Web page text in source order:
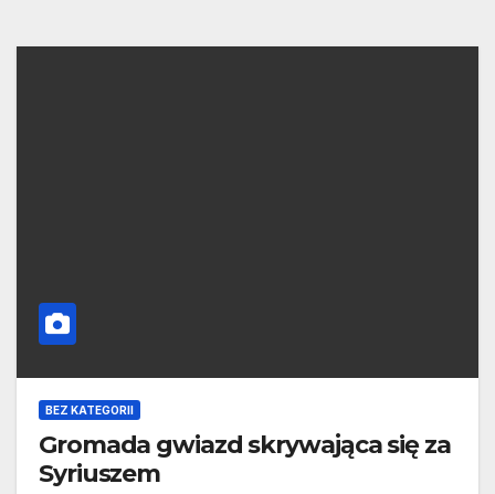
BEZ KATEGORII
Gromada gwiazd skrywająca się za
Syriuszem